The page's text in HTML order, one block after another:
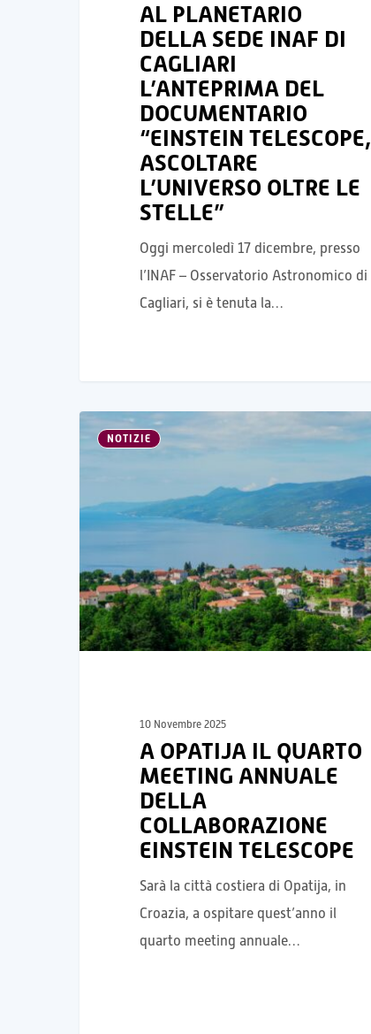
AL PLANETARIO
DELLA SEDE INAF DI
CAGLIARI
L’ANTEPRIMA DEL
DOCUMENTARIO
“EINSTEIN TELESCOPE,
ASCOLTARE
L’UNIVERSO OLTRE LE
STELLE”
Oggi mercoledì 17 dicembre, presso
l’INAF – Osservatorio Astronomico di
Cagliari, si è tenuta la…
NOTIZIE
10 Novembre 2025
A OPATIJA IL QUARTO
MEETING ANNUALE
DELLA
COLLABORAZIONE
EINSTEIN TELESCOPE
Sarà la città costiera di Opatija, in
Croazia, a ospitare quest’anno il
quarto meeting annuale…